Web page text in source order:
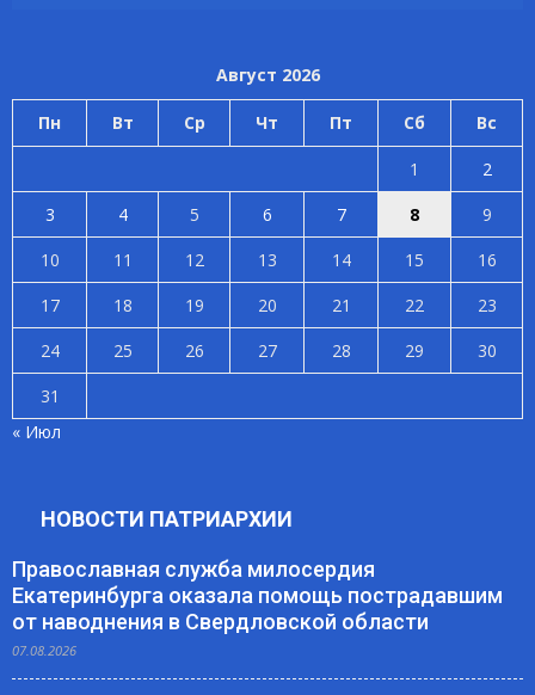
Август 2026
Пн Вт Ср Чт Пт Сб Вс
1
2
3
4 5 6 7 8
9
10
11 12 13 14 15
16
17
18 19 20 21 22
23
24
25 26 27 28 29
30
31
« Июл
НОВОСТИ ПАТРИАРХИИ
Православная служба милосердия
Екатеринбурга оказала помощь пострадавшим
от наводнения в Свердловской области
07.08.2026